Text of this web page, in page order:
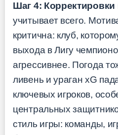
Шаг 4: Корректировки
учитывает всего.
критична: клуб,
выхода в Лигу
агрессивнее. Погода
ливень и ураган xG
ключевых игроков,
центральных
стиль игры: команды,